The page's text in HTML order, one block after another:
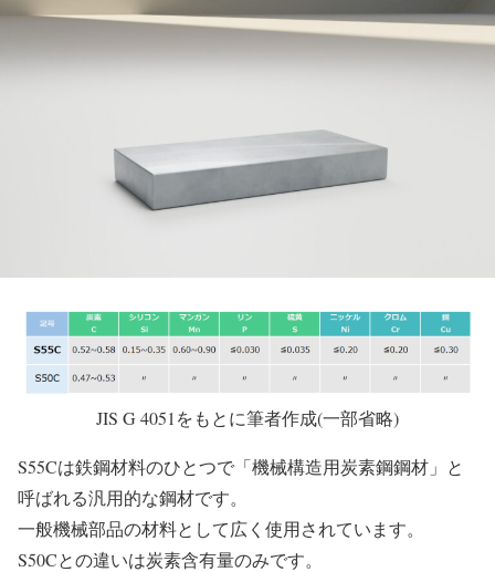
JIS G 4051をもとに筆者作成(一部省略)
S55Cは鉄鋼材料のひとつで「機械構造用炭素鋼鋼材」と
呼ばれる汎用的な鋼材です。
一般機械部品の材料として広く使用されています。
S50Cとの違いは炭素含有量のみです。